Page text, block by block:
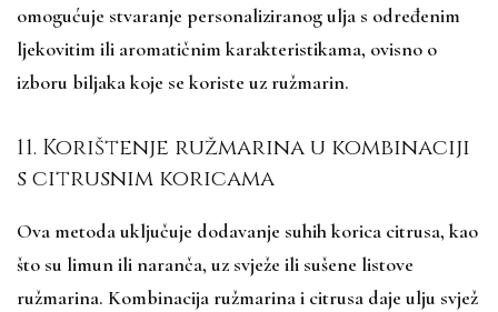
omogućuje stvaranje personaliziranog ulja s određenim
ljekovitim ili aromatičnim karakteristikama, ovisno o
izboru biljaka koje se koriste uz ružmarin.
11. Korištenje ružmarina u kombinaciji
s citrusnim koricama
Ova metoda uključuje dodavanje suhih korica citrusa, kao
što su limun ili naranča, uz svježe ili sušene listove
ružmarina. Kombinacija ružmarina i citrusa daje ulju svjež